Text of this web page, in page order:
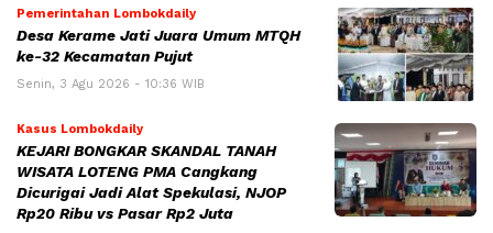
Pemerintahan Lombokdaily
Desa Kerame Jati Juara Umum MTQH
ke-32 Kecamatan Pujut
Senin, 3 Agu 2026 - 10:36 WIB
Kasus Lombokdaily
KEJARI BONGKAR SKANDAL TANAH
WISATA LOTENG PMA Cangkang
Dicurigai Jadi Alat Spekulasi, NJOP
Rp20 Ribu vs Pasar Rp2 Juta